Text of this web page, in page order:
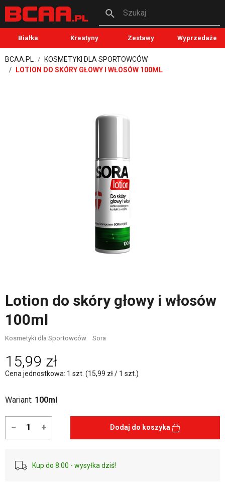
Szukaj
Białka Kreatyny Zestawy Wyprzedaże
BCAA.PL
KOSMETYKI DLA SPORTOWCÓW
LOTION DO SKÓRY GŁOWY I WŁOSÓW 100ML
Lotion do skóry głowy i włosów
100ml
Kosmetyki dla Sportowców Sora
15,99 zł
Cena jednostkowa: 1 szt. (15,99 zł / 1 szt.)
Wariant: 100ml
− + Dodaj do koszyka
Kup do 8:00 - wysyłka dziś!